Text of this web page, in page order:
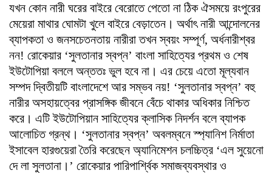
যখন কোন নারী ঘরের বাইরে বেরোতে পেতো না ঠিক ঐসময়ে রংপুরের
মেয়েরা মাথার ঘোমটা খুলে বাইরে বেড়াতেন। অর্থাৎ নারী আন্দোলনের
ব্যাপকতা ও জনসচেতনতায় নারীরা তখন স্বয়ং সম্পূর্ণ, অর্ধনারীশ্বর
নন! রোকেয়ার ‘সুলতানার স্বপ্ন’ বাংলা সাহিত্যের প্রথম ও শেষ
ইউটোপিয়া বললে অন্ততঃ ভুল হবে না।‌ এর চেয়ে এতো মূল্যবান
সম্পদ দ্বিতীয়টি বাংলাদেশে আর সম্ভব নয়! ‘সুলতানার স্বপ্ন’ বহু
নারীর অসহায়ত্বের প্রাসঙ্গিক জীবনে বেঁচে থাকার অধিকার নিশ্চিত
করে। এটি ইউটোপিয়ান সাহিত্যের ক্লাসিক নিদর্শন বলে ব্যাপক
আলোচিত গ্রন্থ। ‘সুলতানার স্বপ্ন’ অবলম্বনে স্প্যানিশ নির্মাতা
ইসাবেল হারগুয়েরা তৈরি করেছেন অ্যানিমেশন চলচ্চিত্র ‘এল সুয়েনো
দে লা সুলতানা।’ রোকেয়ার পারিপার্শ্বিক সমাজব্যবস্থার ও